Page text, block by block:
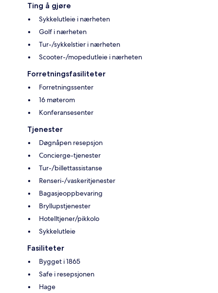
Ting å gjøre
Sykkelutleie i nærheten
Golf i nærheten
Tur-/sykkelstier i nærheten
Scooter-/mopedutleie i nærheten
Forretningsfasiliteter
Forretningssenter
16 møterom
Konferansesenter
Tjenester
Døgnåpen resepsjon
Concierge-tjenester
Tur-/billettassistanse
Renseri-/vaskeritjenester
Bagasjeoppbevaring
Bryllupstjenester
Hotelltjener/pikkolo
Sykkelutleie
Fasiliteter
Bygget i 1865
Safe i resepsjonen
Hage